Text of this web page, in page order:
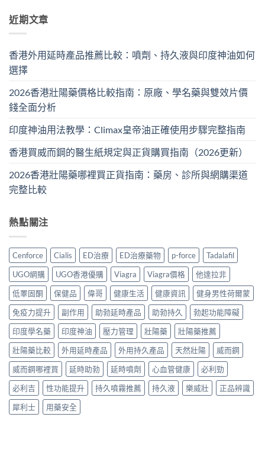
近期文章
香港外用延時產品推薦比較：噴劑、持久液與印度神油如何
選擇
2026香港壯陽藥價格比較指南：原廠、學名藥與雙效片價
錢全面分析
印度神油用法教學：Climax皇帝油正確使用步驟完整指南
香港買威而鋼的醫生紙規定與正貨購買指南（2026更新）
2026香港壯陽藥哪裡買正貨指南：藥房、診所與網購渠道
完整比較
熱點關注
Cenforce Cialis ED治療 ED治療藥物 p-force
Tadalafil
UGO網購
UGO香港優購 Viagra Viagra價格
他達拉非
低睪固酮
保健品 偉哥 健康生活 健康資訊
健身男性荷爾蒙
免疫力提升
副作用 助勃延時產品 助勃持久
勃起功能障礙
印度學名藥
印度神油 壓力管理 壯陽藥
壯陽藥推薦
壯陽藥比較
外用延時產品 外用持久產品 天然壯陽
威而鋼
威而鋼哪裡買
延時助勃 延時噴劑 心血管健康
必利勁
必利吉
性功能提升 持久噴霧推薦 持久液 樂威壯
正品辨識
犀利士
用藥安全